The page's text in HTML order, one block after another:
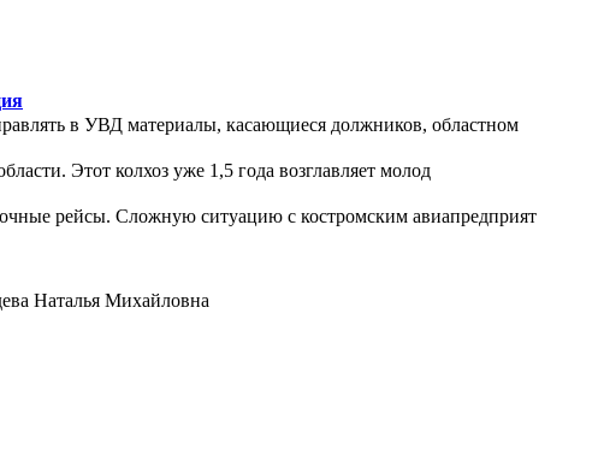
в УВД материалы, касающиеся должников, областном
Этот колхоз уже 1,5 года возглавляет молод
рейсы. Сложную ситуацию с костромским авиапредприят
Наталья Михайловна